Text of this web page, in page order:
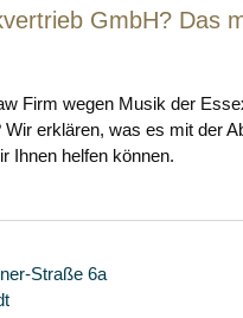
GmbH? Das
Firm wegen Musik der
erklären, was es mit der
Ihnen helfen können.
Straße 6a